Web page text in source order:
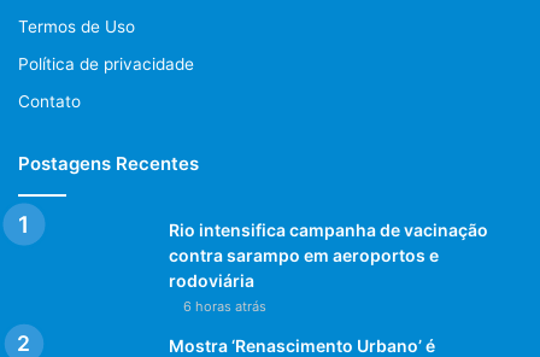
Termos de Uso
Política de privacidade
Contato
Postagens Recentes
Rio intensifica campanha de vacinação
contra sarampo em aeroportos e
rodoviária
6 horas atrás
Mostra ‘Renascimento Urbano’ é